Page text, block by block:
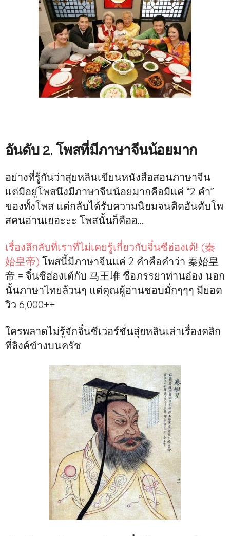
อันดับ 2. โพสที่มีภาษาจีนน้อยมาก
อย่างที่รู้กันว่าสุ่ยหลินเขียนหนังสือสอนภาษาจีน
แต่มีอยู่โพสนึงมีภาษาจีนน้อยมากคือมีแค่ “2 คำ”
ของทั้งโพส แต่กลับได้รับความนิยมจนติดอันดับโพ
สคนอ่านเยอะะะ โพสนั้นก็คืออ….
เรื่องลึกลับที่เราที่ไม่เคยรู้เกี่ยวกับจิ๋นซีฮ่องเต้!! (秦
始皇帝) โพสนี้มีภาษาจีนแค่ 2 คำคือคำว่า 秦始皇
帝 = จิ๋นซีฮ่องเต้กับ 马王堆 ชื่อภรรยาท่านอ๋อง นอก
นั้นภาษาไทยล้วนๆ แต่คุณผู้อ่านชอบมั่กๆๆๆ มียอด
วิว 6,000++
ใครพลาดไม่รู้จักจิ๋นซีเว่อร์ชั่นสุ่ยหลินเล่าเรื่องคลิก
ที่ลิงค์ข้างบนครัช